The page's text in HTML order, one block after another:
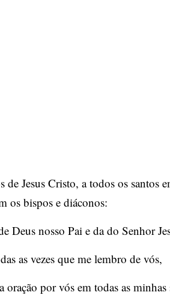
de Jesus Cristo, a todos os santos
os bispos e diáconos:
Deus nosso Pai e da do Senhor
as vezes que me lembro de vós,
oração por vós em todas as minhas